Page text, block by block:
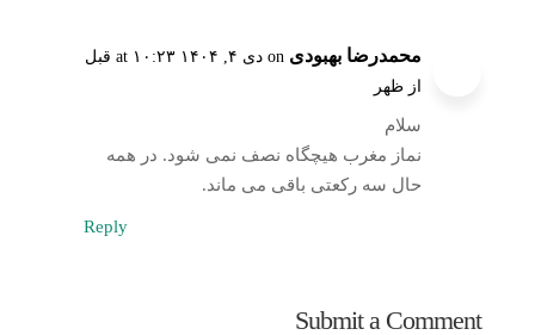
محمدرضا بهبودی
on دی ۴, ۱۴۰۴ at ۱۰:۲۳ قبل
از ظهر
سلام
نماز مغرب هیچگاه نصف نمی شود. در همه
حال سه رکعتی باقی می ماند.
Reply
Submit a Comment